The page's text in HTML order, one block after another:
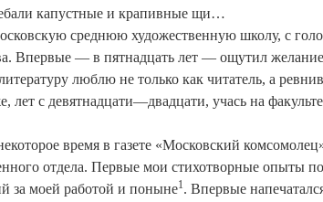
капустные и крапивные щи…
среднюю художественную школу, с
Впервые — в пятнадцать лет — ощутил желание
люблю не только как читатель, а
лет с девятнадцати—двадцати, учась на
время в газете «Московский
отдела. Первые мои стихотворные опыты
за моей работой и поныне1. Впервые